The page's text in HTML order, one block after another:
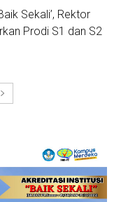
Sekali’, Rektor
Prodi S1 dan S2